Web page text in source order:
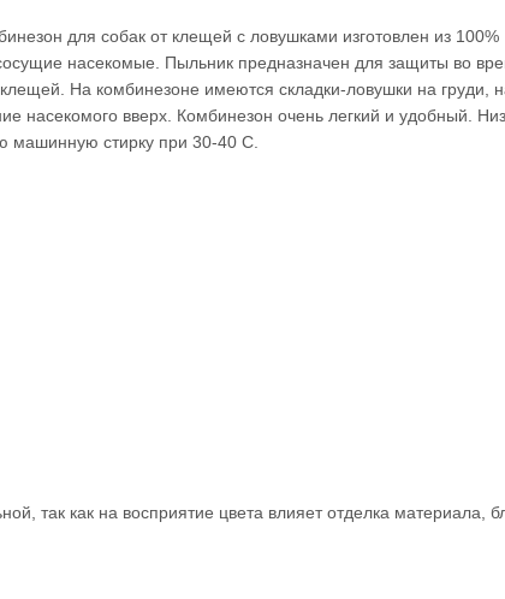
для собак от клещей с ловушками изготовлен из 100%
насекомые. Пыльник предназначен для защиты во
На комбинезоне имеются складки-ловушки на груди,
насекомого вверх. Комбинезон очень легкий и удобный. Низ
машинную стирку при 30-40 С.
так как на восприятие цвета влияет отделка материала,